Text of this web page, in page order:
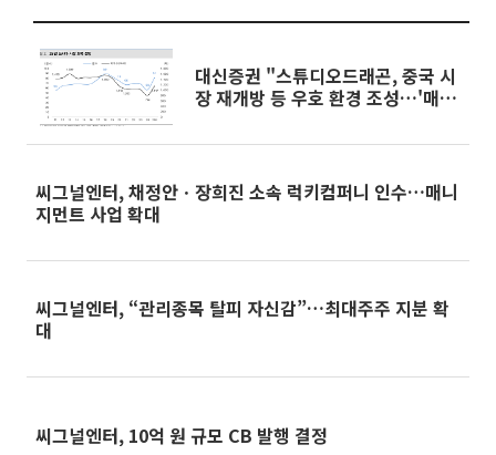
대신증권 "스튜디오드래곤, 중국 시
장 재개방 등 우호 환경 조성…'매
씨그널엔터, 채정안ㆍ장희진 소속 럭키컴퍼니 인수…매니
지먼트 사업 확대
씨그널엔터, “관리종목 탈피 자신감”…최대주주 지분 확
대
씨그널엔터, 10억 원 규모 CB 발행 결정